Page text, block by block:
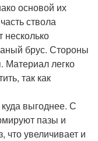
основой их
ствола
несколько
брус. Стороны
Материал легко
так как
выгоднее. С
пазы и
увеличивает и